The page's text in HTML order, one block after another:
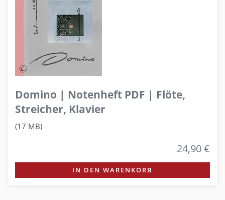
Domino | Notenheft PDF | Flöte,
Streicher, Klavier
(17 MB)
24,90 €
IN DEN WARENKORB